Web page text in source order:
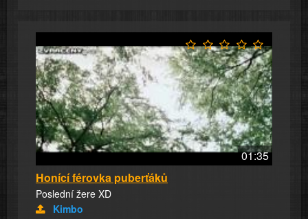
01:35
Honící férovka puberťáků
Poslední žere XD
Kimbo